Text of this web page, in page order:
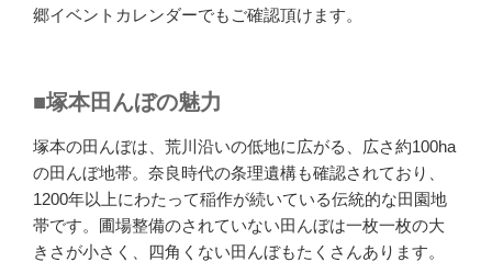
郷イベントカレンダーでもご確認頂けます。
■塚本田んぼの魅力
塚本の田んぼは、荒川沿いの低地に広がる、広さ約100ha
の田んぼ地帯。奈良時代の条理遺構も確認されており、
1200年以上にわたって稲作が続いている伝統的な田園地
帯です。圃場整備のされていない田んぼは一枚一枚の大
きさが小さく、四角くない田んぼもたくさんあります。